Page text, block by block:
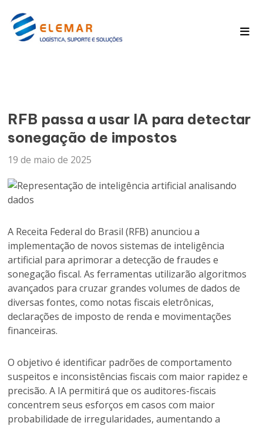
RFB passa a usar IA para detectar
sonegação de impostos
19 de maio de 2025
A Receita Federal do Brasil (RFB) anunciou a
implementação de novos sistemas de inteligência
artificial para aprimorar a detecção de fraudes e
sonegação fiscal. As ferramentas utilizarão algoritmos
avançados para cruzar grandes volumes de dados de
diversas fontes, como notas fiscais eletrônicas,
declarações de imposto de renda e movimentações
financeiras.
O objetivo é identificar padrões de comportamento
suspeitos e inconsistências fiscais com maior rapidez e
precisão. A IA permitirá que os auditores-fiscais
concentrem seus esforços em casos com maior
probabilidade de irregularidades, aumentando a